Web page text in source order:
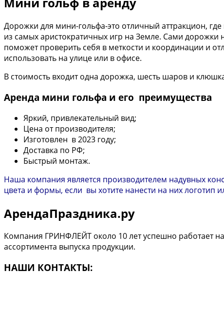
Дорожки для мини-гольфа-это отличный аттракцион,
из самых аристократичных игр на Земле. Сами
поможет проверить себя в меткости и координации и
использовать на улице или в офисе.
В стоимость входит одна дорожка, шесть шаров и
Аренда мини гольфа и его преимущества
Яркий, привлекательный вид;
Цена от производителя;
Изготовлен в 2023 году;
Доставка по РФ;
Быстрый монтаж.
Наша компания является производителем надувных
цвета и формы, если вы хотите нанести на них
АрендаПраздника.ру
Компания ГРИНФЛЕЙТ около 10 лет успешно работает
ассортимента выпуска продукции.
НАШИ КОНТАКТЫ: